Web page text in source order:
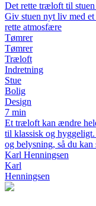
Det rette træloft til
Giv stuen nyt liv med
rette atmosfære
Tømrer
Tømrer
Træloft
Indretning
Stue
Bolig
Design
7 min
Et træloft kan ændre
til klassisk og
og belysning, så du kan
Karl Henningsen
Karl
Henningsen